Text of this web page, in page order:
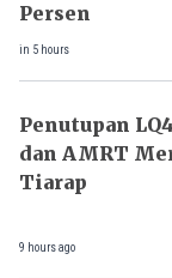
Persen
in 5 hours
Penutupan
dan AMRT
Tiarap
9 hours ago